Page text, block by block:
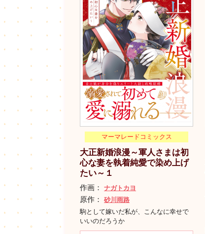
マーマレードコミックス
大正新婚浪漫～軍人さまは初
心な妻を執着純愛で染め上げ
たい～１
作画： ナガトカヨ
原作： 砂川雨路
駒として嫁いだ私が、こんなに幸せで
いいのだろうか